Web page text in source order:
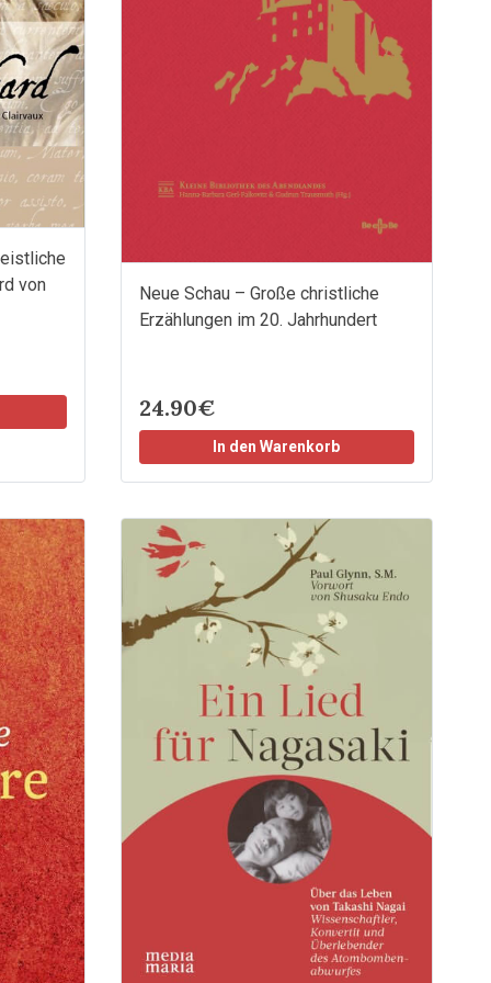
von
Neue Schau – Große christliche
Erzählungen im 20. Jahrhundert
24.90€
In den Warenkorb